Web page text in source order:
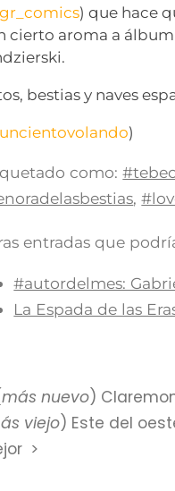
) que hace
cierto aroma a
bestias y naves
)
como:
,
entradas que
#autordelmes:
La Espada de las
más nuevo)
viejo) Este del